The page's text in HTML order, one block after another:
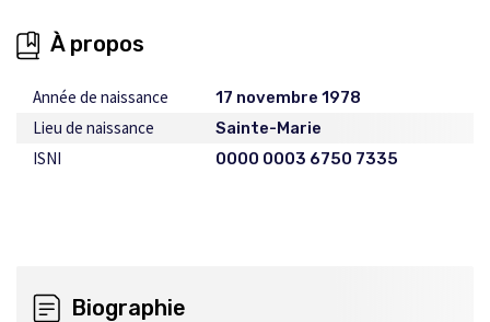
À propos
Année de naissance 17 novembre 1978
Lieu de naissance Sainte-Marie
ISNI 0000 0003 6750 7335
Biographie